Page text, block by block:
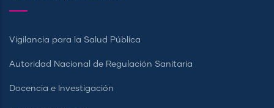
Vigilancia para la Salud Pública
Autoridad Nacional de Regulación Sanitaria
Docencia e Investigación